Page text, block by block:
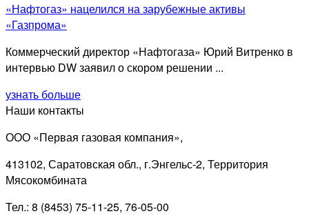
«Нафтогаз» нацелился на зарубежные активы
«Газпрома»
Коммерческий директор «Нафтогаза» Юрий Витренко в
интервью DW заявил о скором решении ...
узнать больше
Наши контакты
ООО «Первая газовая компания»,
413102, Саратовская обл., г.Энгельс-2, Территория
Мясокомбината
Тел.: 8 (8453) 75-11-25, 76-05-00